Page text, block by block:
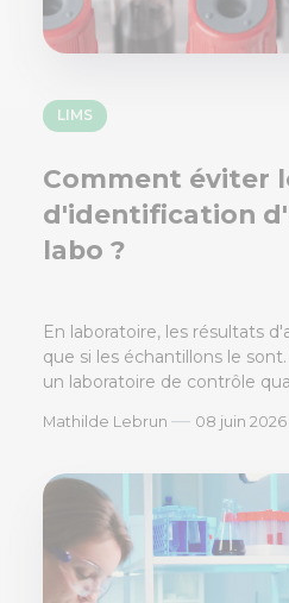
LIMS
Comment éviter
d'identification
labo ?
En laboratoire, les résultats
que si les échantillons le
un laboratoire de contrôle
Mathilde Lebrun — 08 juin 2026